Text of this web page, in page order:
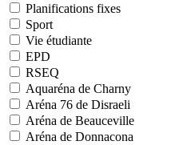
Planifications fixes
Sport
Vie étudiante
EPD
RSEQ
Aquaréna de Charny
Aréna 76 de Disraeli
Aréna de Beauceville
Aréna de Donnacona